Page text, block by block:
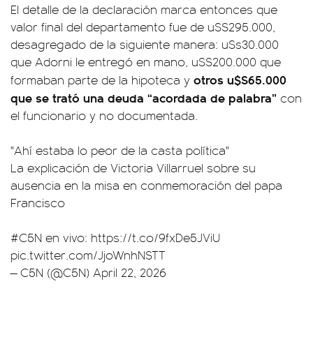
El detalle de la declaración marca entonces que
valor final del departamento fue de u$S295.000,
desagregado de la siguiente manera: u$s30.000
que Adorni le entregó en mano, u$S200.000 que
formaban parte de la hipoteca y otros u$S65.000
que se trató una deuda “acordada de palabra” con
el funcionario y no documentada.
"Ahí estaba lo peor de la casta política"
La explicación de Victoria Villarruel sobre su
ausencia en la misa en conmemoración del papa
Francisco
#C5N en vivo: https://t.co/9fxDe5JViU
pic.twitter.com/JjoWnhNSTT
— C5N (@C5N) April 22, 2026